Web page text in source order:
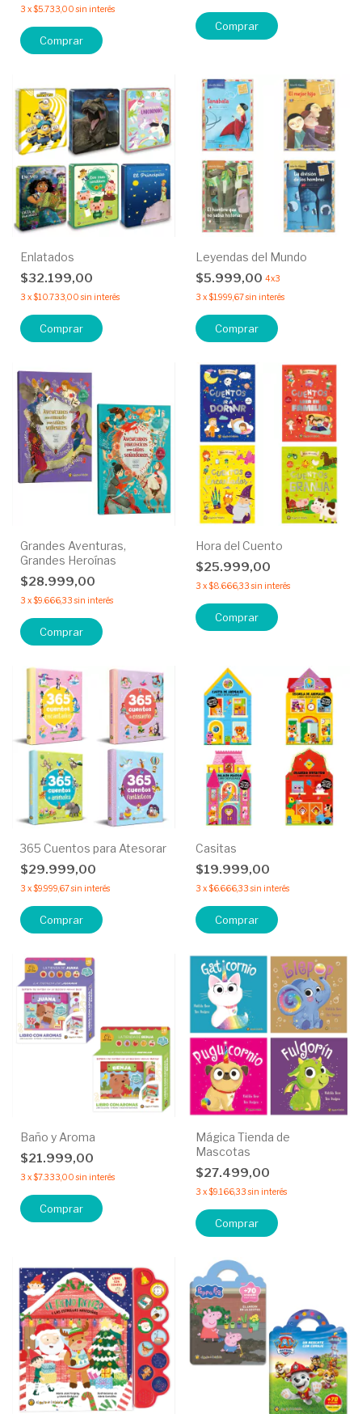
3 x$5.733,00 sin interés
Comprar
Comprar
Enlatados
$32.199,00
3 x$10.733,00 sin interés
Comprar
Leyendas del Mundo
$5.999,00 4x3
3 x$1.999,67sin interés
Comprar
Grandes Aventuras,
Grandes Heroínas
$28.999,00
3 x$9.666,33 sin interés
Comprar
Hora del Cuento
$25.999,00
3 x$8.666,33 sin interés
Comprar
365 Cuentos para Atesorar
$29.999,00
3 x$9.999,67sin interés
Comprar
Casitas
$19.999,00
3 x$6.666,33 sin interés
Comprar
Baño y Aroma
$21.999,00
3 x$7.333,00 sin interés
Comprar
Mágica Tienda de
Mascotas
$27.499,00
3 x$9.166,33 sin interés
Comprar